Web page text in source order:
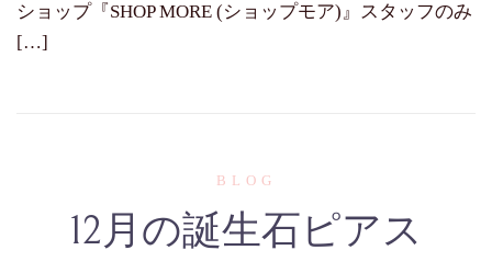
ショップ『SHOP MORE (ショップモア)』スタッフのみ
[…]
BLOG
12月の誕生石ピアス